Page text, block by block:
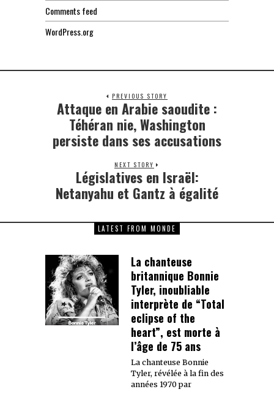
Comments feed
WordPress.org
PREVIOUS STORY
Previous
post:
Attaque en Arabie saoudite :
Téhéran nie, Washington
persiste dans ses accusations
NEXT STORY
Next
post:
Législatives en Israël:
Netanyahu et Gantz à égalité
LATEST FROM MONDE
La chanteuse
britannique Bonnie
Tyler, inoubliable
interprète de “Total
eclipse of the
heart”, est morte à
l’âge de 75 ans
La chanteuse Bonnie
Tyler, révélée à la fin des
années 1970 par